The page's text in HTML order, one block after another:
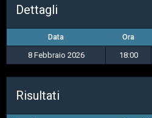
Dettagli
Data Ora
8 Febbraio 2026 18:00
Risultati